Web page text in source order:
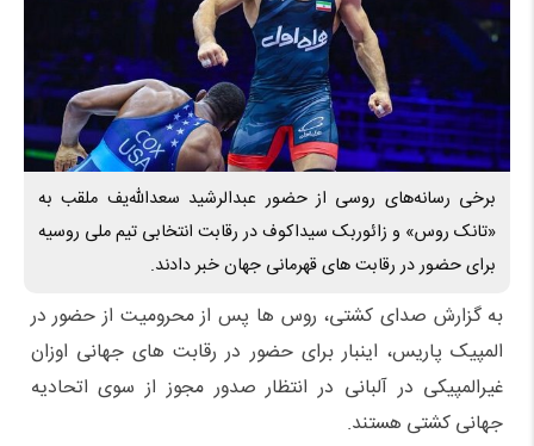
برخی رسانه‌های روسی از حضور عبدالرشید سعدالله‌یف ملقب به
«تانک روس» و زائوربک سیداکوف در رقابت انتخابی تیم ملی روسیه
برای حضور در رقابت های قهرمانی جهان خبر دادند.
به گزارش صدای کشتی، روس ها پس از محرومیت از حضور در
المپیک پاریس، اینبار برای حضور در رقابت های جهانی اوزان
غیرالمپیکی در آلبانی در انتظار صدور مجوز از سوی اتحادیه
جهانی کشتی هستند.